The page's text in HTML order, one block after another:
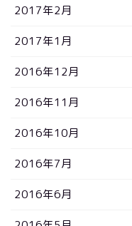
2017年2月
2017年1月
2016年12月
2016年11月
2016年10月
2016年7月
2016年6月